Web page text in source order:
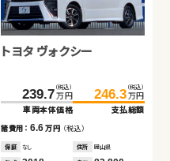
トヨタ ヴォクシー
239.7 （税込）
万円
車両本体価格
246.3 （税込）
万円
支払総額
諸費用： 6.6万円 （税込）
保証 なし 住所 岡山県
日産 セレナ
119.9 （税込）
万円
車両本体価格
124.9 （税込）
万円
支払総額
諸費用： 5.0万円 （税込）
保証 あり 住所 徳島県
ホンダ Ｎ ＢＯＸ
82.4（税込）
万円
諸費用：6.7 万円（税込）
あり
年式 2013年 走行
排気 660 整備 法定整備付